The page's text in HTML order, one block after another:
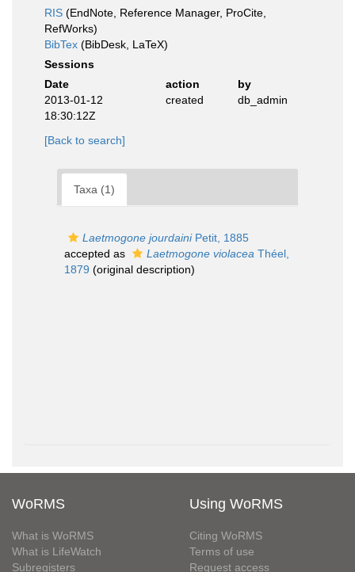
RIS (EndNote, Reference Manager, ProCite,
RefWorks)
BibTex (BibDesk, LaTeX)
Sessions
Date
action
by
2013-01-12
18:30:12Z
created db_admin
[Back to search]
Taxa (1)
Laetmogone jourdainiPetit, 1885
accepted as
Laetmogone violacea Théel,
1879 (original description)
WoRMS
What is WoRMS
What is LifeWatch
Subregisters
Using WoRMS
Citing WoRMS
Terms of use
Request access